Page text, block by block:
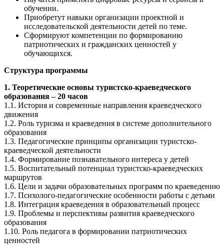
обучении.
Приобретут навыки организации проектной и
исследовательской деятельности детей по теме.
Сформируют компетенции по формированию
патриотических и гражданских ценностей у
обучающихся.
Структура программы
1. Теоретические основы туристско-краеведческого
образования – 20 часов
1.1. История и современные направления краеведческого
движения
1.2. Роль туризма и краеведения в системе дополнительного
образования
1.3. Педагогические принципы организации туристско-
краеведческой деятельности
1.4. Формирование познавательного интереса у детей
1.5. Воспитательный потенциал туристско-краеведческих
маршрутов
1.6. Цели и задачи образовательных программ по краеведению
1.7. Психолого-педагогические особенности работы с детьми
1.8. Интеграция краеведения в образовательный процесс
1.9. Проблемы и перспективы развития краеведческого
образования
1.10. Роль педагога в формировании патриотических
ценностей